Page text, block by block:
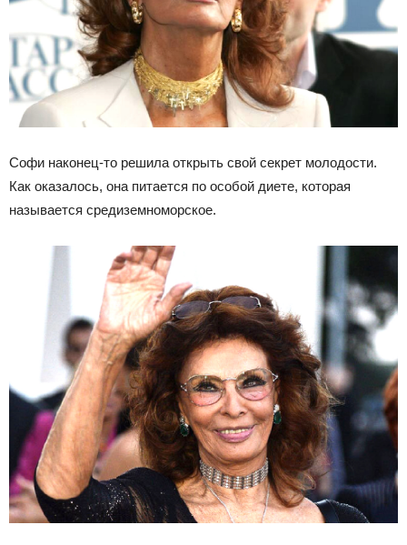
Софи наконец-то решила открыть свой секрет молодости.
Как оказалось, она питается по особой диете, которая
называется средиземноморское.